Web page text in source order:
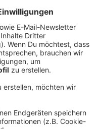
in den Augen der
liegt die
pro Monat bei
dass das